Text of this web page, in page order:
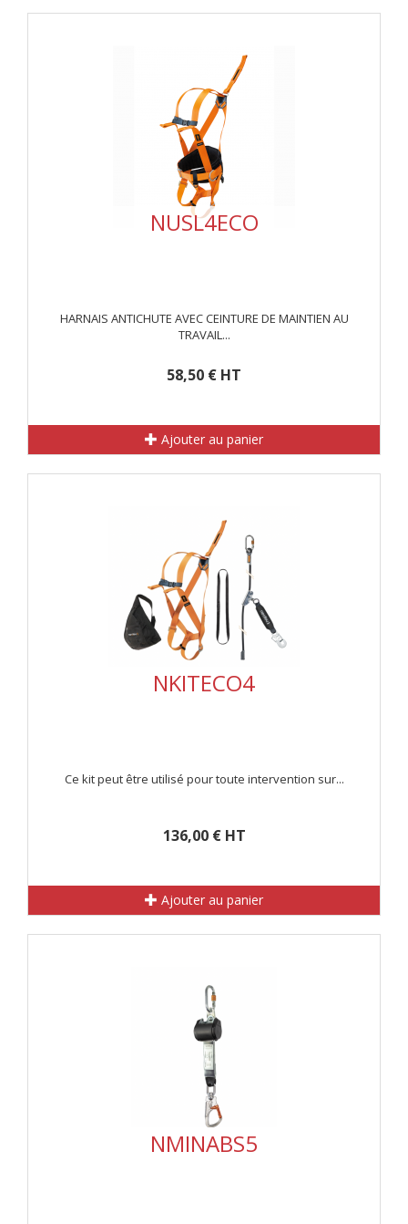
NUSL4ECO
HARNAIS ANTICHUTE AVEC CEINTURE DE MAINTIEN AU
TRAVAIL...
58,50 € HT
Ajouter au panier
NKITECO4
Ce kit peut être utilisé pour toute intervention sur...
136,00 € HT
Ajouter au panier
NMINABS5